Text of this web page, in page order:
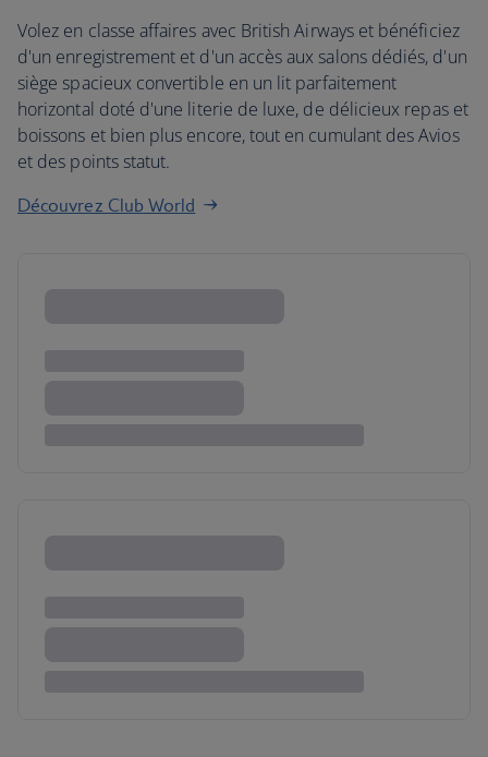
Volez en classe affaires avec British Airways et bénéficiez
d'un enregistrement et d'un accès aux salons dédiés, d'un
siège spacieux convertible en un lit parfaitement
horizontal doté d'une literie de luxe, de délicieux repas et
boissons et bien plus encore, tout en cumulant des Avios
et des points statut.
Découvrez Club World